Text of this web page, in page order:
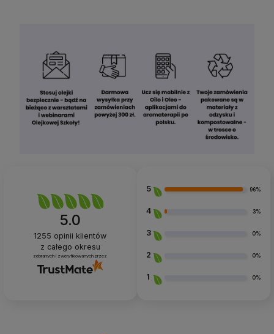
5.0
1255 opinii klientów
z całego okresu
zebranych i zweryfikowanych przez
5 96%
4 3%
3 0%
2 0%
1 0%